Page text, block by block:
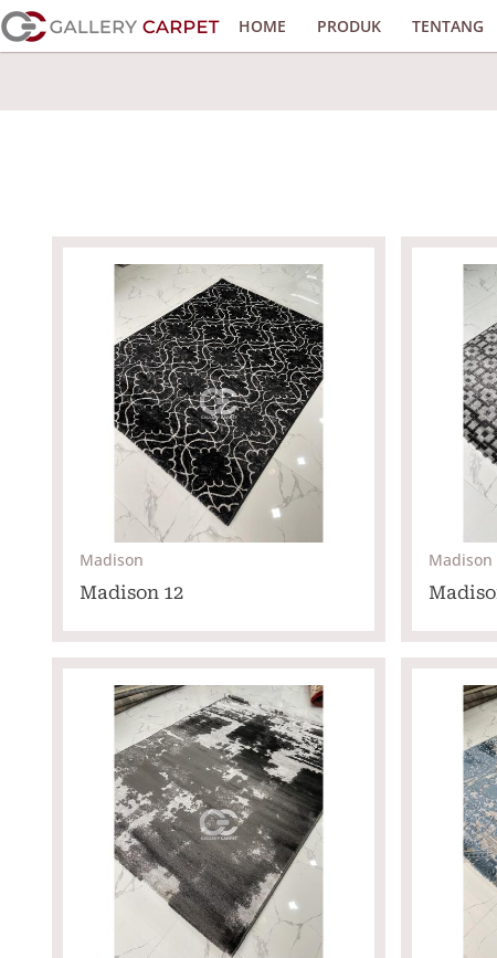
Skip
to
HOME PRODUK TENTANG
Madison
Madison 12
Madison